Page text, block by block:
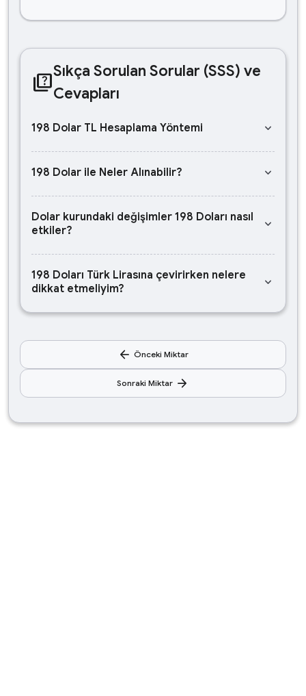
quizSıkça Sorulan Sorular (SSS) ve
Cevapları
198 Dolar TL Hesaplama Yöntemi keyboard_arrow_down
198 Dolar ile Neler Alınabilir? keyboard_arrow_down
Dolar kurundaki değişimler 198 Doları nasıl
etkiler?
keyboard_arrow_down
198 Doları Türk Lirasına çevirirken nelere
dikkat etmeliyim?
keyboard_arrow_down
arrow_back Önceki Miktar
Sonraki Miktar arrow_forward